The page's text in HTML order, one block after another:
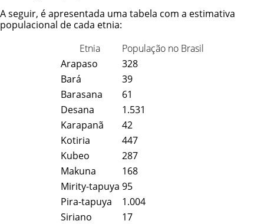
A seguir, é apresentada uma tabela com a estimativa
populacional de cada etnia:
Etnia
População no Brasil
Arapaso
328
Bará
39
Barasana
61
Desana
1.531
Karapanã
42
Kotiria
447
Kubeo
287
Makuna
168
Mirity-tapuya 95
Pira-tapuya
1.004
Siriano
17